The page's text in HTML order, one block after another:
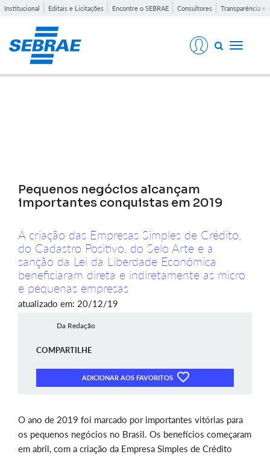
Institucional Editais e Licitações Encontre o SEBRAE Consultores Transparência e
Toggle
Pequenos negócios alcançam
importantes conquistas em 2019
A criação das Empresas Simples de Crédito,
do Cadastro Positivo, do Selo Arte e a
sanção da Lei da Liberdade Econômica
beneficiaram direta e indiretamente as micro
e pequenas empresas
atualizado em: 20/12/19
Da Redação
COMPARTILHE
ADICIONAR AOS FAVORITOS
O ano de 2019 foi marcado por importantes vitórias para
os pequenos negócios no Brasil. Os benefícios começaram
em abril, com a criação da Empresa Simples de Crédito